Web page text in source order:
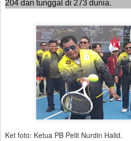
204 dan tunggal di 273 dunia.
Ket foto: Ketua PB Pelit Nurdin Halid.